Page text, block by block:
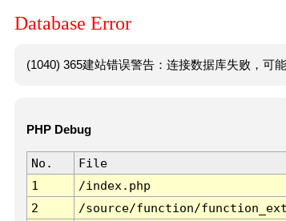
Database Error
(1040) 365建站错误警告：连接数据库失败，可
PHP Debug
No. File
1
/index.php
2
/source/function/